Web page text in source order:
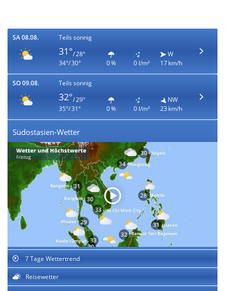
SA 08.08. Teils sonnig
31°/ 28°
34°/ 30°
0 % 0 l/m²
W
17 km/h
SO 09.08. Teils sonnig
32°/ 29°
35°/ 31°
0 % 0 l/m²
NW
23 km/h
Südostasien-Wetter
7 Tage Wettertrend
Reisewetter